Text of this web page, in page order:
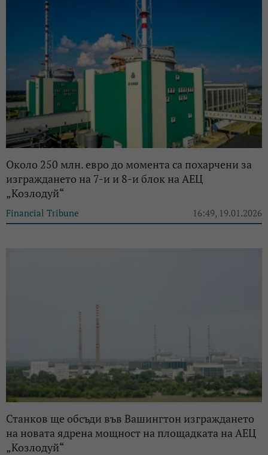
Около 250 млн. евро до момента са похарчени за
изграждането на 7-и и 8-и блок на АЕЦ
„Козлодуй“
Financial Tribune 16:49, 19.01.2026
Станков ще обсъди във Вашингтон изграждането
на новата ядрена мощност на площадката на АЕЦ
„Козлодуй“